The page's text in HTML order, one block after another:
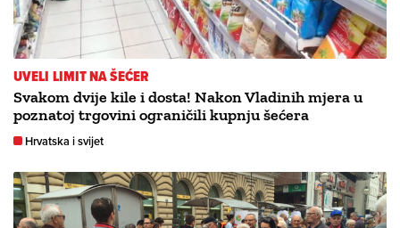
UVELI LIMIT NA ŠEĆER
Svakom dvije kile i dosta! Nakon Vladinih mjera u
poznatoj trgovini ograničili kupnju šećera
Hrvatska i svijet